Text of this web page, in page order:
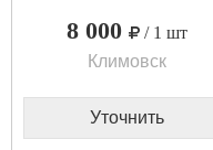
8 000
/ 1 шт
Климовск
Уточнить